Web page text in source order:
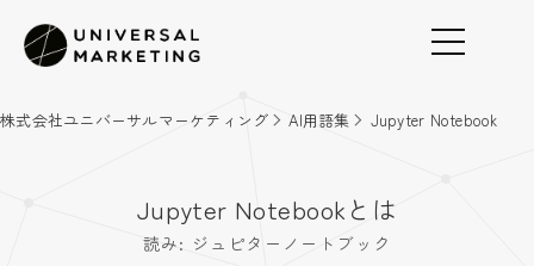
株式会社ユニバーサルマーケティング AI用語集 Jupyter Notebook
Jupyter Notebookとは
読み: ジュピターノートブック